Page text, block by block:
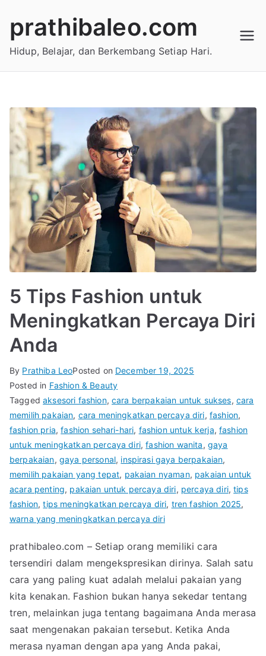
content
prathibaleo.com
Hidup, Belajar, dan Berkembang Setiap Hari.
5 Tips Fashion untuk
Meningkatkan Percaya Diri
Anda
By Prathiba LeoPosted on December 19, 2025
Posted in Fashion & Beauty
Taggedaksesori fashion,cara berpakaian untuk sukses, cara
memilih pakaian, cara meningkatkan percaya diri, fashion,
fashion pria,fashion sehari-hari, fashion untuk kerja, fashion
untuk meningkatkan percaya diri,fashion wanita, gaya
berpakaian, gaya personal, inspirasi gaya berpakaian,
memilih pakaian yang tepat, pakaian nyaman, pakaian untuk
acara penting, pakaian untuk percaya diri, percaya diri,tips
fashion,tips meningkatkan percaya diri, tren fashion 2025,
warna yang meningkatkan percaya diri
prathibaleo.com – Setiap orang memiliki cara
tersendiri dalam mengekspresikan dirinya. Salah satu
cara yang paling kuat adalah melalui pakaian yang
kita kenakan. Fashion bukan hanya sekedar tentang
tren, melainkan juga tentang bagaimana Anda merasa
saat mengenakan pakaian tersebut. Ketika Anda
merasa nyaman dengan apa yang Anda pakai,